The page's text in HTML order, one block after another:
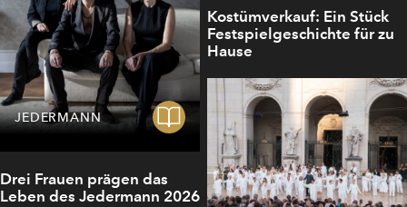
JEDERMANN
Drei Frauen prägen das
Leben des Jedermann 2026
Kostümverkauf: Ein Stück
Festspielgeschichte für zu
Hause